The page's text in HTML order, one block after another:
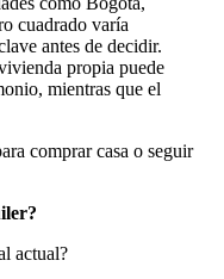
cuadrado varía
antes de decidir.
propia puede
mientras que el
comprar casa o seguir
actual?